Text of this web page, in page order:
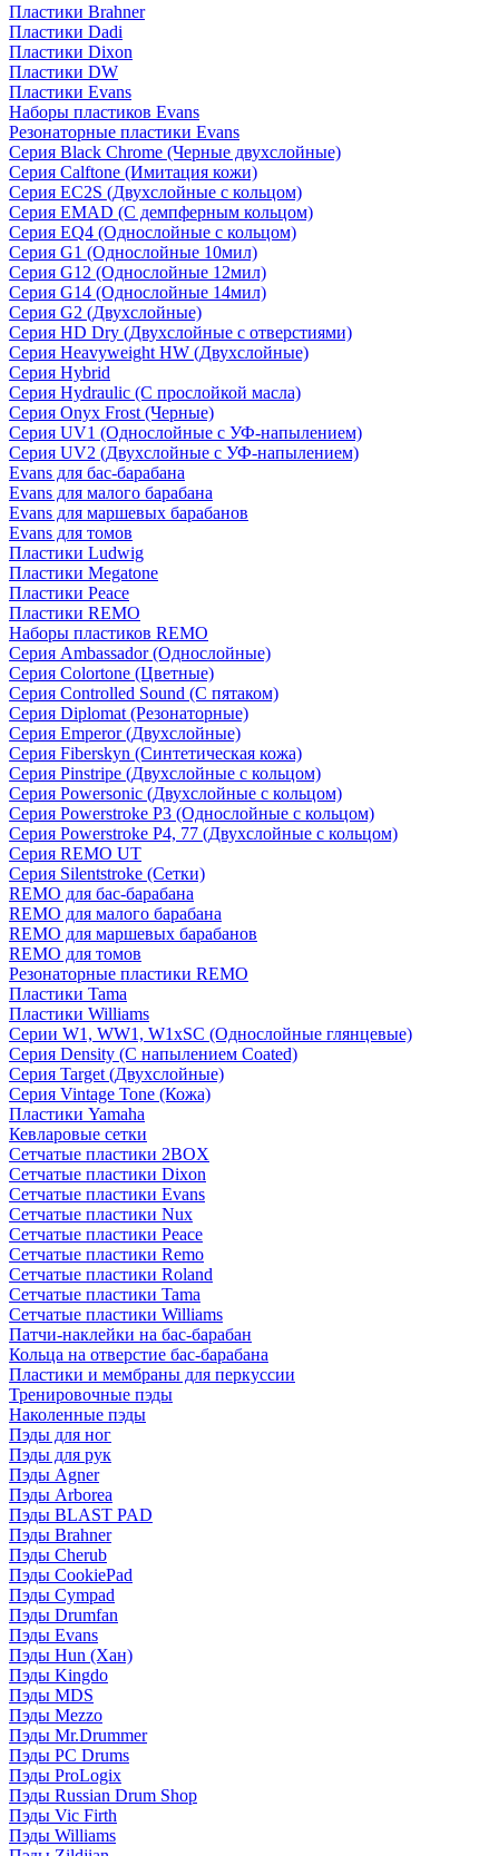
Пластики Brahner
Пластики Dadi
Пластики Dixon
Пластики DW
Пластики Evans
Наборы пластиков Evans
Резонаторные пластики Evans
Серия Black Chrome (Черные двухслойные)
Серия Calftone (Имитация кожи)
Серия EC2S (Двухслойные с кольцом)
Серия EMAD (С демпферным кольцом)
Серия EQ4 (Однослойные с кольцом)
Серия G1 (Однослойные 10мил)
Серия G12 (Однослойные 12мил)
Серия G14 (Однослойные 14мил)
Серия G2 (Двухслойные)
Серия HD Dry (Двухслойные с отверстиями)
Серия Heavyweight HW (Двухслойные)
Серия Hybrid
Серия Hydraulic (С прослойкой масла)
Серия Onyx Frost (Черные)
Серия UV1 (Однослойные с УФ-напылением)
Серия UV2 (Двухслойные с УФ-напылением)
Evans для бас-барабана
Evans для малого барабана
Evans для маршевых барабанов
Evans для томов
Пластики Ludwig
Пластики Megatone
Пластики Peace
Пластики REMO
Наборы пластиков REMO
Серия Ambassador (Однослойные)
Серия Colortone (Цветные)
Серия Controlled Sound (С пятаком)
Серия Diplomat (Резонаторные)
Серия Emperor (Двухслойные)
Серия Fiberskyn (Синтетическая кожа)
Серия Pinstripe (Двухслойные с кольцом)
Серия Powersonic (Двухслойные с кольцом)
Серия Powerstroke P3 (Однослойные с кольцом)
Серия Powerstroke P4, 77 (Двухслойные с кольцом)
Серия REMO UT
Серия Silentstroke (Сетки)
REMO для бас-барабана
REMO для малого барабана
REMO для маршевых барабанов
REMO для томов
Резонаторные пластики REMO
Пластики Tama
Пластики Williams
Серии W1, WW1, W1xSC (Однослойные глянцевые)
Серия Density (C напылением Coated)
Серия Target (Двухслойные)
Серия Vintage Tone (Кожа)
Пластики Yamaha
Кевларовые сетки
Сетчатые пластики 2BOX
Сетчатые пластики Dixon
Сетчатые пластики Evans
Сетчатые пластики Nux
Сетчатые пластики Peace
Сетчатые пластики Remo
Сетчатые пластики Roland
Сетчатые пластики Tama
Сетчатые пластики Williams
Патчи-наклейки на бас-барабан
Кольца на отверстие бас-барабана
Пластики и мембраны для перкуссии
Тренировочные пэды
Наколенные пэды
Пэды для ног
Пэды для рук
Пэды Agner
Пэды Arborea
Пэды BLAST PAD
Пэды Brahner
Пэды Cherub
Пэды CookiePad
Пэды Cympad
Пэды Drumfan
Пэды Evans
Пэды Hun (Хан)
Пэды Kingdo
Пэды MDS
Пэды Mezzo
Пэды Mr.Drummer
Пэды PC Drums
Пэды ProLogix
Пэды Russian Drum Shop
Пэды Vic Firth
Пэды Williams